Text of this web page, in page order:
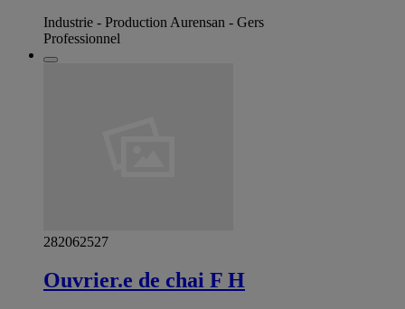
Industrie - Production Aurensan - Gers
Professionnel
282062527
Ouvrier.e de chai F H